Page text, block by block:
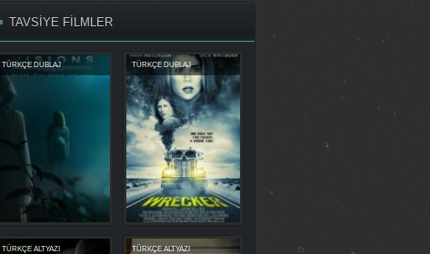
TAVSİYE FİLMLER
TÜRKÇE DUBLAJ TÜRKÇE DUBLAJ
TÜRKÇE ALTYAZI TÜRKÇE ALTYAZI